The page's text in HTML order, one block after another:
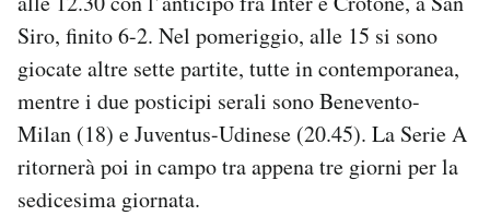
AREA PERSONALE
Area Personale
Newsletter
Notifiche mobile
Regala il Post
Hai bisogno di aiuto?
Siro, finito 6-2. Nel pomeriggio, alle 15 si sono
giocate altre sette partite, tutte in contemporanea,
mentre i due posticipi serali sono Benevento-
Milan (18) e Juventus-Udinese (20.45). La Serie A
ritornerà poi in campo tra appena tre giorni per la
sedicesima giornata.